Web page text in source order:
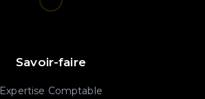
Savoir-faire
Expertise Comptable